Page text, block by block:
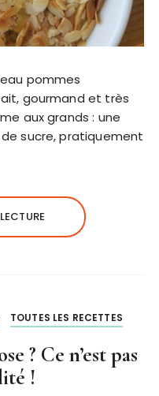
pommes
gourmand et très
aux grands : une
sucre, pratiquement
TOUTES LES RECETTES
? Ce n’est pas
!